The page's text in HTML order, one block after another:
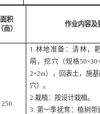
面积
（亩）
作业内容及
250
1.林地准备：清林，
萌，挖穴（规格50×30
2×2m），回表土，施
穴）。
2.栽植：按设计栽植。
3. 第一季抚育：植树带